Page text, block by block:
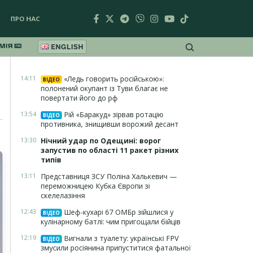
ПРО НАС
ENGLISH
14:11 ВІДЕО
«Ледь говорить російською»:
полонений окупант із Туви благає не
повертати його до рф
13:54 ВІДЕО
Рій «Баракуд» зірвав ротацію
противника, знищивши ворожий десант
13:30 Нічний удар по Одещині: ворог
запустив по області 11 ракет різних
типів
13:11
Представниця ЗСУ Поліна Халькевич —
переможницею Кубка Європи зі
скелелазіння
12:43 ВІДЕО
Шеф-кухарі 67 ОМБр зійшлися у
кулінарному батлі: чим пригощали бійців
12:19 ВІДЕО
Вигнали з туалету: українські FPV
змусили росіянина припуститися фатальної